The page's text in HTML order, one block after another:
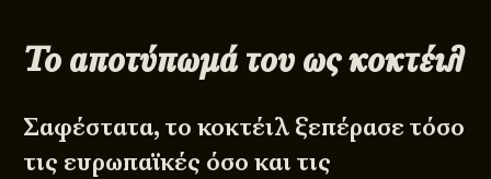
Το αποτύπωμά του ως κοκτέιλ
Σαφέστατα, το κοκτέιλ ξεπέρασε τόσο
τις ευρωπαϊκές όσο και τις